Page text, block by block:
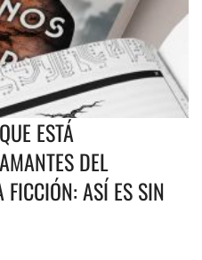
ESTÁ
DEL
ASÍ ES SIN